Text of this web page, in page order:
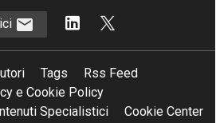
Tags
Rss Feed
e Cookie Policy
Specialistici
Cookie Center